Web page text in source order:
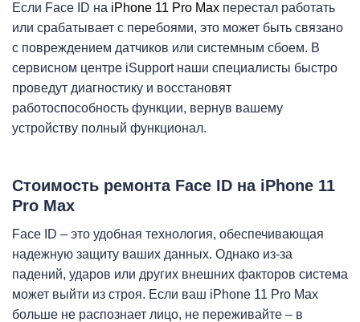
Если Face ID на iPhone 11 Pro Max перестал работать
или срабатывает с перебоями, это может быть связано
с повреждением датчиков или системным сбоем. В
сервисном центре iSupport наши специалисты быстро
проведут диагностику и восстановят
работоспособность функции, вернув вашему
устройству полный функционал.
Стоимость ремонта Face ID на iPhone 11
Pro Max
Face ID – это удобная технология, обеспечивающая
надежную защиту ваших данных. Однако из-за
падений, ударов или других внешних факторов система
может выйти из строя. Если ваш iPhone 11 Pro Max
больше не распознает лицо, не переживайте – в